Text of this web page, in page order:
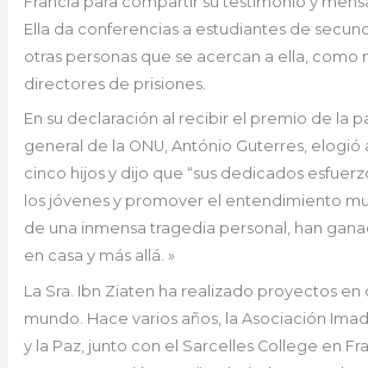
Ella da conferencias a estudiantes de
otras personas que se acercan a ella, como
directores de prisiones.
En su declaración al recibir el premio de la
general de la ONU, António Guterres, elogió
cinco hijos y dijo que “sus dedicados
los jóvenes y promover el entendimiento
de una inmensa tragedia personal, han
en casa y más allá. »
La Sra. Ibn Ziaten ha realizado proyectos en
mundo. Hace varios años, la Asociación
y la Paz, junto con el Sarcelles College en